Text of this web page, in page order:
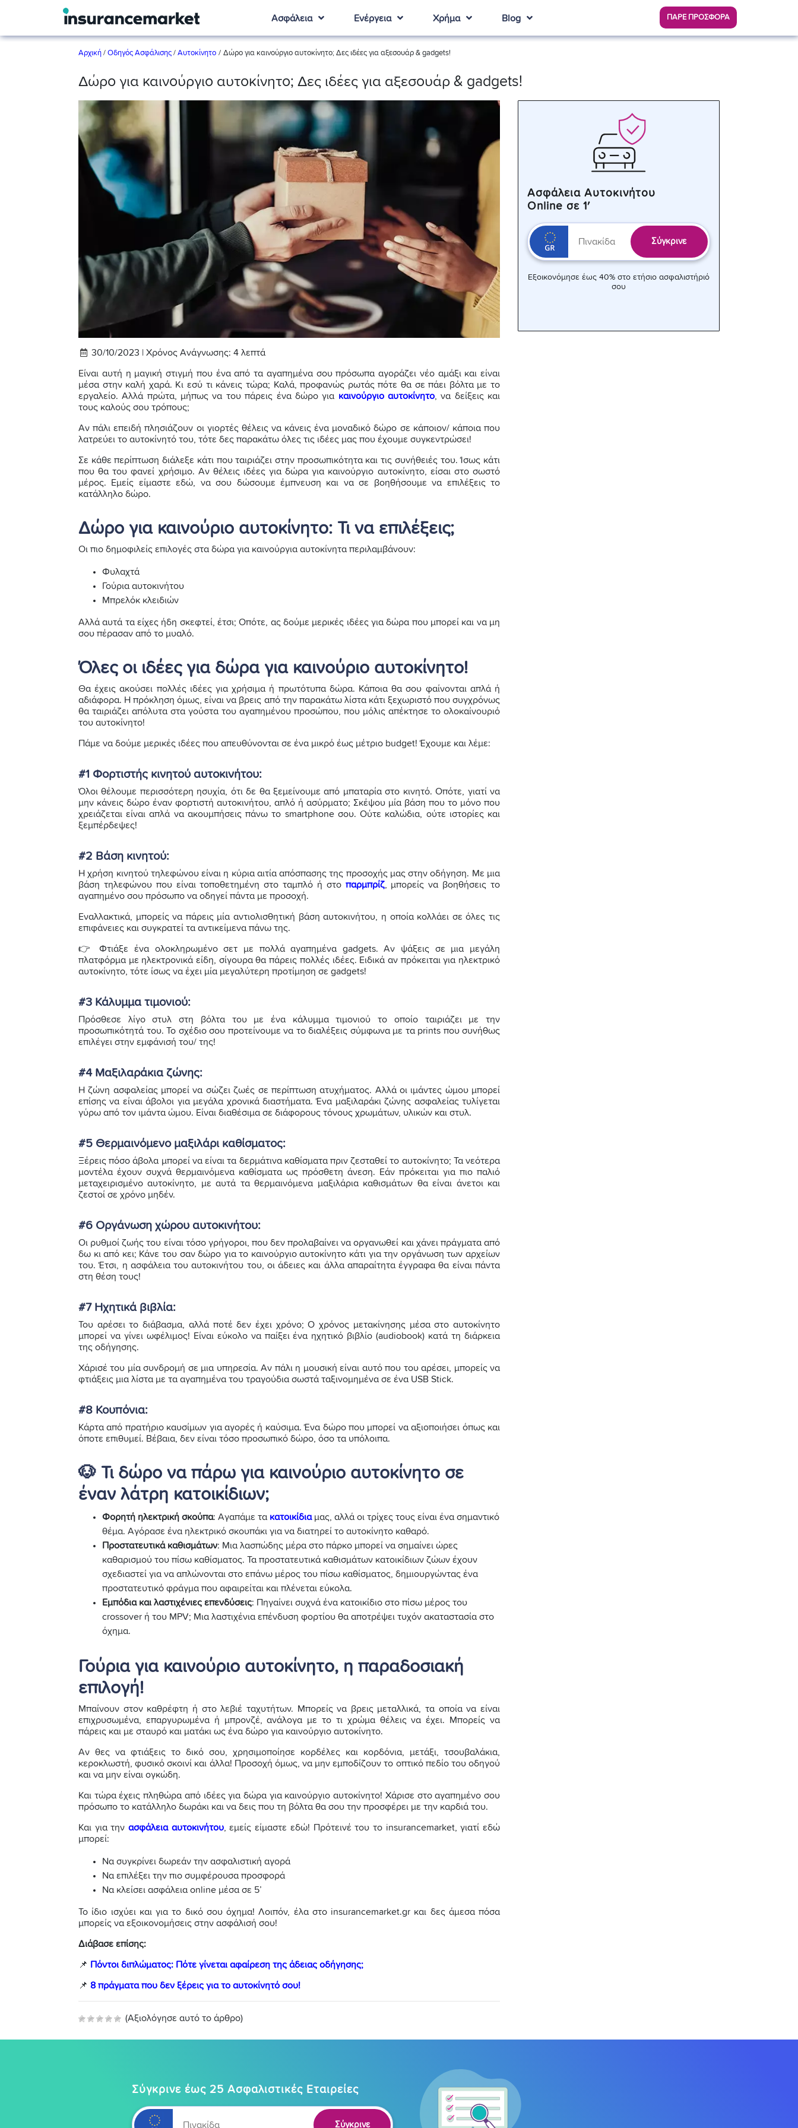
Ασφάλεια Ενέργεια Χρήμα Blog ΠΑΡΕ ΠΡΟΣΦΟΡΑ
Αρχική / Οδηγός Ασφάλισης / Αυτοκίνητο / Δώρο για καινούργιο αυτοκίνητο; Δες ιδέες για αξεσουάρ & gadgets!
Δώρο για καινούργιο αυτοκίνητο; Δες ιδέες για αξεσουάρ & gadgets!
30/10/2023 | Χρόνος Ανάγνωσης: 4 λεπτά
Είναι αυτή η μαγική στιγμή που ένα από τα αγαπημένα σου πρόσωπα αγοράζει νέο αμάξι και είναι
μέσα στην καλή χαρά. Κι εσύ τι κάνεις τώρα; Καλά, προφανώς ρωτάς πότε θα σε πάει βόλτα με το
εργαλείο. Αλλά πρώτα, μήπως να του πάρεις ένα δώρο για καινούργιο αυτοκίνητο, να δείξεις και
τους καλούς σου τρόπους;
Αν πάλι επειδή πλησιάζουν οι γιορτές θέλεις να κάνεις ένα μοναδικό δώρο σε κάποιον/ κάποια που
λατρεύει το αυτοκίνητό του, τότε δες παρακάτω όλες τις ιδέες μας που έχουμε συγκεντρώσει!
Σε κάθε περίπτωση διάλεξε κάτι που ταιριάζει στην προσωπικότητα και τις συνήθειές του. Ίσως κάτι
που θα του φανεί χρήσιμο. Αν θέλεις ιδέες για δώρα για καινούργιο αυτοκίνητο, είσαι στο σωστό
μέρος. Εμείς είμαστε εδώ, να σου δώσουμε έμπνευση και να σε βοηθήσουμε να επιλέξεις το
κατάλληλο δώρο.
Δώρο για καινούριο αυτοκίνητο: Τι να επιλέξεις;
Οι πιο δημοφιλείς επιλογές στα δώρα για καινούργια αυτοκίνητα περιλαμβάνουν:
Φυλαχτά
Γούρια αυτοκινήτου
Μπρελόκ κλειδιών
Αλλά αυτά τα είχες ήδη σκεφτεί, έτσι; Οπότε, ας δούμε μερικές ιδέες για δώρα που μπορεί και να μη
σου πέρασαν από το μυαλό.
Όλες οι ιδέες για δώρα για καινούριο αυτοκίνητο!
Θα έχεις ακούσει πολλές ιδέες για χρήσιμα ή πρωτότυπα δώρα. Κάποια θα σου φαίνονται απλά ή
αδιάφορα. Η πρόκληση όμως, είναι να βρεις από την παρακάτω λίστα κάτι ξεχωριστό που συγχρόνως
θα ταιριάζει απόλυτα στα γούστα του αγαπημένου προσώπου, που μόλις απέκτησε το ολοκαίνουριό
του αυτοκίνητο!
Πάμε να δούμε μερικές ιδέες που απευθύνονται σε ένα μικρό έως μέτριο budget! Έχουμε και λέμε:
#1 Φορτιστής κινητού αυτοκινήτου:
Όλοι θέλουμε περισσότερη ησυχία, ότι δε θα ξεμείνουμε από μπαταρία στο κινητό. Οπότε, γιατί να
μην κάνεις δώρο έναν φορτιστή αυτοκινήτου, απλό ή ασύρματο; Σκέψου μία βάση που το μόνο που
χρειάζεται είναι απλά να ακουμπήσεις πάνω το smartphone σου. Ούτε καλώδια, ούτε ιστορίες και
ξεμπέρδεψες!
#2 Βάση κινητού:
Η χρήση κινητού τηλεφώνου είναι η κύρια αιτία απόσπασης της προσοχής μας στην οδήγηση. Με μια
βάση τηλεφώνου που είναι τοποθετημένη στο ταμπλό ή στο παρμπρίζ, μπορείς να βοηθήσεις το
αγαπημένο σου πρόσωπο να οδηγεί πάντα με προσοχή.
Εναλλακτικά, μπορείς να πάρεις μία αντιολισθητική βάση αυτοκινήτου, η οποία κολλάει σε όλες τις
επιφάνειες και συγκρατεί τα αντικείμενα πάνω της.
👉 Φτιάξε ένα ολοκληρωμένο σετ με πολλά αγαπημένα gadgets. Αν ψάξεις σε μια μεγάλη
πλατφόρμα με ηλεκτρονικά είδη, σίγουρα θα πάρεις πολλές ιδέες. Ειδικά αν πρόκειται για ηλεκτρικό
αυτοκίνητο, τότε ίσως να έχει μία μεγαλύτερη προτίμηση σε gadgets!
#3 Κάλυμμα τιμονιού:
Πρόσθεσε λίγο στυλ στη βόλτα του με ένα κάλυμμα τιμονιού το οποίο ταιριάζει με την
προσωπικότητά του. Το σχέδιο σου προτείνουμε να το διαλέξεις σύμφωνα με τα prints που συνήθως
επιλέγει στην εμφάνισή του/ της!
#4 Μαξιλαράκια ζώνης:
Η ζώνη ασφαλείας μπορεί να σώζει ζωές σε περίπτωση ατυχήματος. Αλλά οι ιμάντες ώμου μπορεί
επίσης να είναι άβολοι για μεγάλα χρονικά διαστήματα. Ένα μαξιλαράκι ζώνης ασφαλείας τυλίγεται
γύρω από τον ιμάντα ώμου. Είναι διαθέσιμα σε διάφορους τόνους χρωμάτων, υλικών και στυλ.
#5 Θερμαινόμενο μαξιλάρι καθίσματος:
Ξέρεις πόσο άβολα μπορεί να είναι τα δερμάτινα καθίσματα πριν ζεσταθεί το αυτοκίνητο; Τα νεότερα
μοντέλα έχουν συχνά θερμαινόμενα καθίσματα ως πρόσθετη άνεση. Εάν πρόκειται για πιο παλιό
μεταχειρισμένο αυτοκίνητο, με αυτά τα θερμαινόμενα μαξιλάρια καθισμάτων θα είναι άνετοι και
ζεστοί σε χρόνο μηδέν.
#6 Οργάνωση χώρου αυτοκινήτου:
Οι ρυθμοί ζωής του είναι τόσο γρήγοροι, που δεν προλαβαίνει να οργανωθεί και χάνει πράγματα από
δω κι από κει; Κάνε του σαν δώρο για το καινούργιο αυτοκίνητο κάτι για την οργάνωση των αρχείων
του. Έτσι, η ασφάλεια του αυτοκινήτου του, οι άδειες και άλλα απαραίτητα έγγραφα θα είναι πάντα
στη θέση τους!
#7 Ηχητικά βιβλία:
Του αρέσει το διάβασμα, αλλά ποτέ δεν έχει χρόνο; Ο χρόνος μετακίνησης μέσα στο αυτοκίνητο
μπορεί να γίνει ωφέλιμος! Είναι εύκολο να παίξει ένα ηχητικό βιβλίο (audiobook) κατά τη διάρκεια
της οδήγησης.
Χάρισέ του μία συνδρομή σε μια υπηρεσία. Αν πάλι η μουσική είναι αυτό που του αρέσει, μπορείς να
φτιάξεις μια λίστα με τα αγαπημένα του τραγούδια σωστά ταξινομημένα σε ένα USB Stick.
#8 Κουπόνια:
Κάρτα από πρατήριο καυσίμων για αγορές ή καύσιμα. Ένα δώρο που μπορεί να αξιοποιήσει όπως και
όποτε επιθυμεί. Βέβαια, δεν είναι τόσο προσωπικό δώρο, όσο τα υπόλοιπα.
🐶 Τι δώρο να πάρω για καινούριο αυτοκίνητο σε
έναν λάτρη κατοικίδιων;
Φορητή ηλεκτρική σκούπα: Αγαπάμε τα κατοικίδιαμας, αλλά οι τρίχες τους είναι ένα σημαντικό
θέμα. Αγόρασε ένα ηλεκτρικό σκουπάκι για να διατηρεί το αυτοκίνητο καθαρό.
Προστατευτικά καθισμάτων: Μια λασπώδης μέρα στο πάρκο μπορεί να σημαίνει ώρες
καθαρισμού του πίσω καθίσματος. Τα προστατευτικά καθισμάτων κατοικίδιων ζώων έχουν
σχεδιαστεί για να απλώνονται στο επάνω μέρος του πίσω καθίσματος, δημιουργώντας ένα
προστατευτικό φράγμα που αφαιρείται και πλένεται εύκολα.
Εμπόδια και λαστιχένιες επενδύσεις: Πηγαίνει συχνά ένα κατοικίδιο στο πίσω μέρος του
crossover ή του MPV; Μια λαστιχένια επένδυση φορτίου θα αποτρέψει τυχόν ακαταστασία στο
όχημα.
Γούρια για καινούριο αυτοκίνητο, η παραδοσιακή
επιλογή!
Μπαίνουν στον καθρέφτη ή στο λεβιέ ταχυτήτων. Μπορείς να βρεις μεταλλικά, τα οποία να είναι
επιχρυσωμένα, επαργυρωμένα ή μπρονζέ, ανάλογα με το τι χρώμα θέλεις να έχει. Μπορείς να
πάρεις και με σταυρό και ματάκι ως ένα δώρο για καινούργιο αυτοκίνητο.
Αν θες να φτιάξεις το δικό σου, χρησιμοποίησε κορδέλες και κορδόνια, μετάξι, τσουβαλάκια,
κεροκλωστή, φυσικό σκοινί και άλλα! Προσοχή όμως, να μην εμποδίζουν το οπτικό πεδίο του οδηγού
και να μην είναι ογκώδη.
Και τώρα έχεις πληθώρα από ιδέες για δώρα για καινούργιο αυτοκίνητο! Χάρισε στο αγαπημένο σου
πρόσωπο το κατάλληλο δωράκι και να δεις που τη βόλτα θα σου την προσφέρει με την καρδιά του.
Και για τηνασφάλεια αυτοκινήτου, εμείς είμαστε εδώ! Πρότεινέ του το insurancemarket, γιατί εδώ
μπορεί:
Να συγκρίνει δωρεάν την ασφαλιστική αγορά
Να επιλέξει την πιο συμφέρουσα προσφορά
Να κλείσει ασφάλεια online μέσα σε 5’
Το ίδιο ισχύει και για το δικό σου όχημα! Λοιπόν, έλα στο insurancemarket.gr και δες άμεσα πόσα
μπορείς να εξοικονομήσεις στην ασφάλισή σου!
Διάβασε επίσης:
📌 Πόντοι διπλώματος: Πότε γίνεται αφαίρεση της άδειας οδήγησης;
📌 8 πράγματα που δεν ξέρεις για το αυτοκίνητό σου!
(Αξιολόγησε αυτό το άρθρο)
Ασφάλεια Αυτοκινήτου
Online σε 1′
Σύγκρινε
Εξοικονόμησε έως 40% στο ετήσιο ασφαλιστήριό
σου
Σύγκρινε έως 25 Ασφαλιστικές Εταιρείες
Σύγκρινε